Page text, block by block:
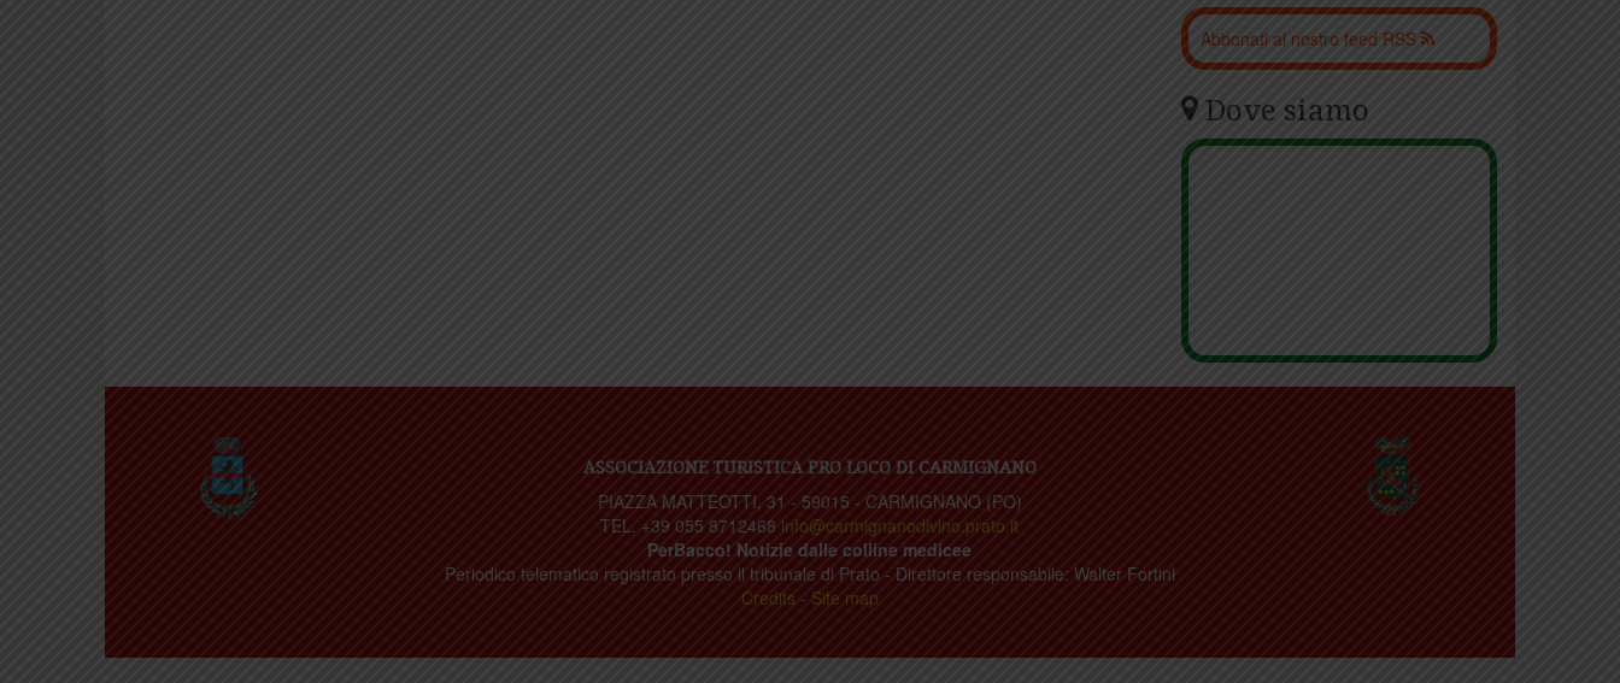
Abbonati al nostro feed RSS
Dove siamo
ASSOCIAZIONE TURISTICA PRO LOCO DI CARMIGNANO
PIAZZA MATTEOTTI, 31 - 59015 - CARMIGNANO (PO)
TEL. +39 055 8712468 info@carmignanodivino.prato.it
PerBacco! Notizie dalle colline medicee
Periodico telematico registrato presso il tribunale di Prato - Direttore responsabile: Walter Fortini
Credits - Site map